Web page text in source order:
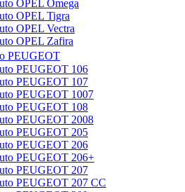
OPEL Omega
OPEL Tigra
OPEL Vectra
OPEL Zafira
PEUGEOT
PEUGEOT 106
PEUGEOT 107
PEUGEOT 1007
PEUGEOT 108
PEUGEOT 2008
PEUGEOT 205
PEUGEOT 206
PEUGEOT 206+
PEUGEOT 207
PEUGEOT 207 CC